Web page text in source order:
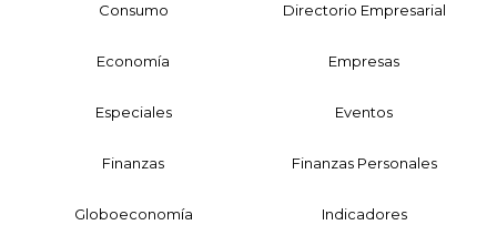
Consumo Directorio Empresarial
Economía Empresas
Especiales Eventos
Finanzas Finanzas Personales
Globoeconomía Indicadores